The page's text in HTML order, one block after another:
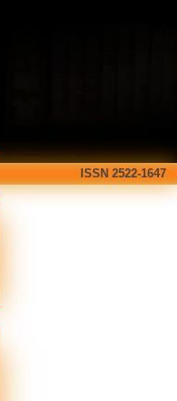
ISSN 2522-1647